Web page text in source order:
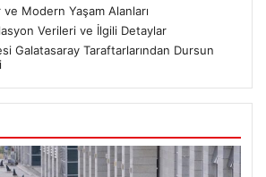
Modern Yaşam Alanları
Verileri ve İlgili Detaylar
Galatasaray Taraftarlarından Dursun